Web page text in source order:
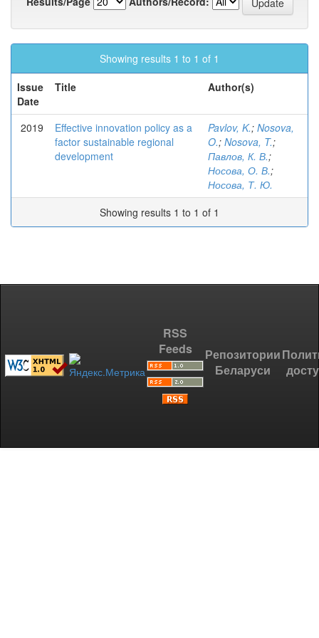
Showing results 1 to 1 of 1
Issue
Date
Title Author(s)
2019
Effective innovation policy as a
factor sustainable regional
development
Pavlov, K.; Nosova,
O.; Nosova, T.;
Павлов, К. В.;
Носова, О. В.;
Носова, Т. Ю.
Showing results 1 to 1 of 1
RSS
Feeds
Репозитории
Беларуси